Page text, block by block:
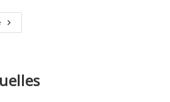
L’Amélioration
Au